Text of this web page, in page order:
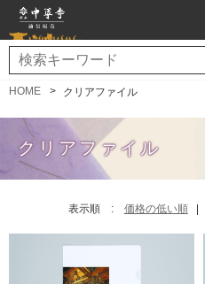
HOME クリアファイル
クリアファイル
表示順 : 価格の低い順